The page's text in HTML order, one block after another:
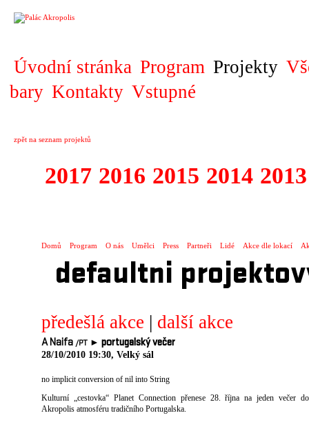
Úvodní stránka Program Projekty
bary Kontakty Vstupné
zpět na seznam projektů
2017 2016 2015 2014 2013
Domů Program O nás Umělci Press Partneři Lidé Akce dle lokací
defaultni
předešlá akce | další akce
A Naifa /PT ► portugalský večer
28/10/2010 19:30, Velký sál
no implicit conversion of nil into String
Kulturní „cestovka“ Planet Connection přenese 28. října na jeden večer
Akropolis atmosféru tradičního Portugalska.